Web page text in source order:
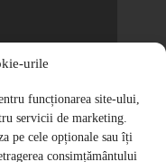
urile
funcționarea site-ului,
servicii de marketing.
pe cele opționale sau îți
consimțământului